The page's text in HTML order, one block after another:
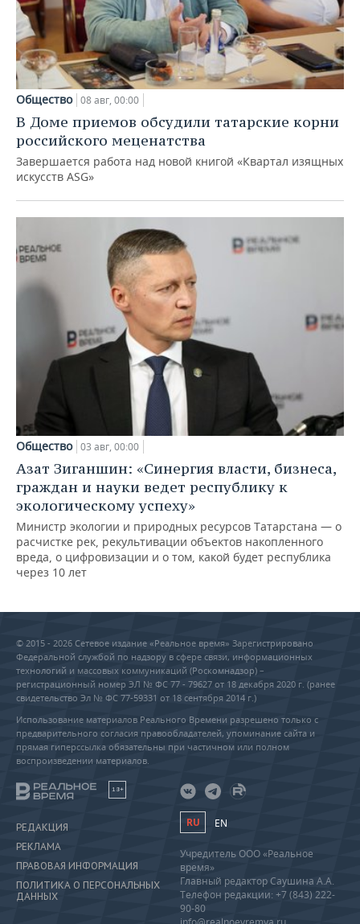
Общество 08 авг, 00:00
В Доме приемов обсудили татарские корни
российского меценатства
Завершается работа над новой книгой «Квартал изящных
искусств ASG»
Общество 03 авг, 00:00
Азат Зиганшин: «Синергия власти, бизнеса,
граждан и науки ведет республику к
экологическому успеху»
Министр экологии и природных ресурсов Татарстана — о
расчистке рек, рекультивации объектов накопленного
вреда, о цифровизации и о том, какой будет республика
через 10 лет
© 2015 - 2026 Сетевое издание «Реальное время» Зарегистрировано
Федеральной службой по надзору в сфере связи, информационных
технологий и массовых коммуникаций (Роскомнадзор) –
регистрационный номер ЭЛ № ФС 77 - 79627 от 18 декабря 2020 г. (ранее
свидетельство Эл № ФС 77-59331 от 18 сентября 2014 г.)
Использование материалов Реального Времени разрешено только с
предварительного согласия правообладателей, упоминание сайта и
прямая гиперссылка обязательны при частичном или полном
воспроизведении материалов.
18+
РЕДАКЦИЯ
РЕКЛАМА
ПРАВОВАЯ ИНФОРМАЦИЯ
ПОЛИТИКА О ПЕРСОНАЛЬНЫХ
ДАННЫХ
RU EN
Учредитель ООО «Реальное
время»
Главный редактор Саушина А.А.
Телефон редакции: +7 (843) 222-
90-80